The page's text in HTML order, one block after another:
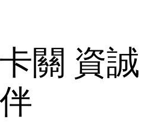
關 資